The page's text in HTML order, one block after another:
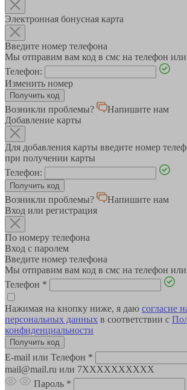
Электронная бонусная карта
Введите номер телефона
Мы отправим вам код в смс на телефон
Телефон:
Изменить номер
Возникли проблемы?
Напишите нам
Добавление карты
Для добавления карты введите номер
при получении карты
Телефон:
Возникли проблемы?
Напишите нам
Вход или регистрация
По номеру телефона
Вход с паролем
Введите номер телефона
Мы отправим вам код в смс на телефон
Телефон *
Нажимая на кнопку ниже, я даю согласие
персональных данных в соответствии с
конфиденциальности
E-mail или Телефон *
mail@mail.ru или 7XXXXXXXXXX
Пароль *